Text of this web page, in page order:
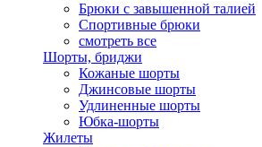
Брюки с завышенной талией
Спортивные брюки
смотреть все
Шорты, бриджи
Кожаные шорты
Джинсовые шорты
Удлиненные шорты
Юбка-шорты
Жилеты